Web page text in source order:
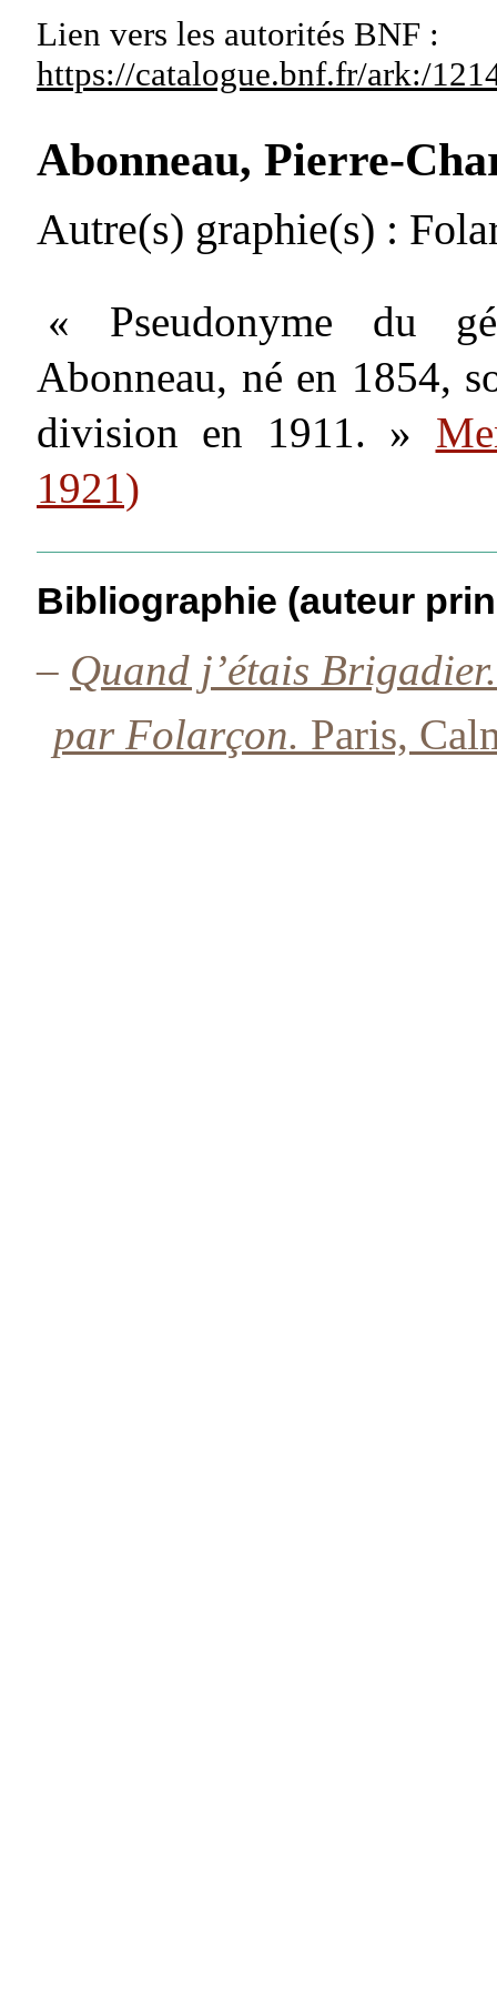
Lien vers les autorités BNF :
https://catalogue.bnf.fr/ark:/
Abonneau, Pierre-
Autre(s) graphie(s) :
« Pseudonyme du
Abonneau, né en 1854,
division en 1911. »
1921)
Bibliographie (auteur
– Quand j’étais
par Folarçon. Paris,